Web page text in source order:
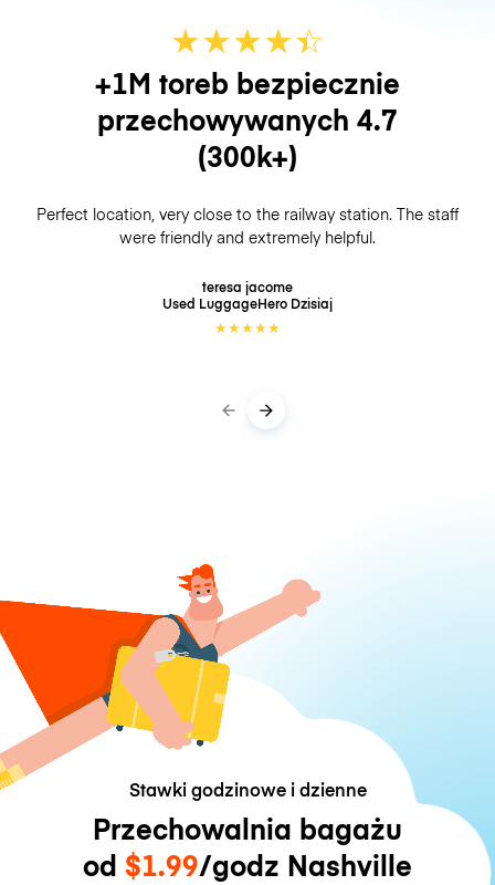
★★★★☆
★
+1M toreb bezpiecznie
przechowywanych 4.7
(300k+)
Perfect location, very close to the railway station. The staff
were friendly and extremely helpful.
teresa jacome
Used LuggageHero Dzisiaj
★★★★★
Stawki godzinowe i dzienne
Przechowalnia bagażu
od $1.99/godz Nashville